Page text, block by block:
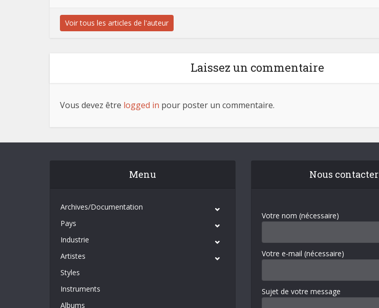
Voir tous les articles de l'auteur
Laissez un commentaire
Vous devez être logged in pour poster un commentaire.
Menu
Archives/Documentation
Pays
Industrie
Artistes
Styles
Instruments
Albums
Nous contacter
Votre nom (nécessaire)
Votre e-mail (nécessaire)
Sujet de votre message